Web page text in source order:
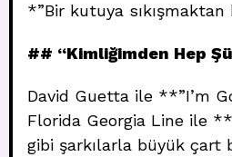
*”Bir kutuya sıkışmaktan
## “Kimliğimden Hep
David Guetta ile **”I’m
Florida Georgia Line ile
gibi şarkılarla büyük çart